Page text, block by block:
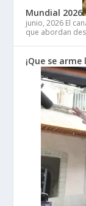
Mundial 2026
junio, 2026 El
que abordan
¡Que se